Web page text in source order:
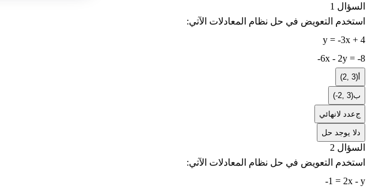
السؤال 1
استخدم التعويض في حل نظام المعادلات الآتي:
y = -3x + 4
-6x - 2y = -8
أ(2, 3)
ب(-2, 3)
جعدد لانهائي
د لا يوجد حل
السؤال 2
استخدم التعويض في حل نظام المعادلات الآتي:
-1 = 2x - y